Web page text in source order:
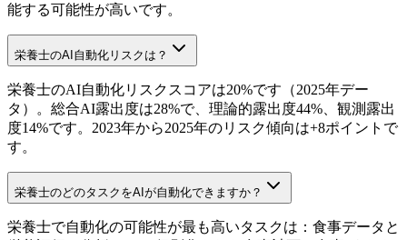
能する可能性が高いです。
栄養士のAI自動化リスクは？
栄養士のAI自動化リスクスコアは20%です（2025年デー
タ）。総合AI露出度は28%で、理論的露出度44%、観測露出
度14%です。2023年から2025年のリスク傾向は+8ポイントで
す。
栄養士のどのタスクをAIが自動化できますか？
栄養士で自動化の可能性が最も高いタスクは：食事データと